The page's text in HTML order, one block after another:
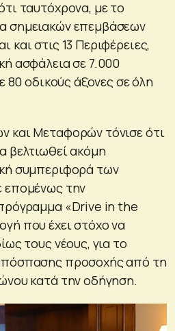
ταυτόχρονα, με το
σημειακών επεμβάσεων
και στις 13 Περιφέρειες,
ασφάλεια σε 7.000
80 οδικούς άξονες σε όλη
και Μεταφορών τόνισε ότι
βελτιωθεί ακόμη
συμπεριφορά των
επομένως την
«Drive in the
που έχει στόχο να
τους νέους, για το
προσοχής από τη
κατά την οδήγηση.